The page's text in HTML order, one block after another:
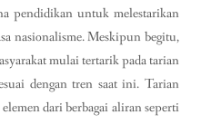
pendidikan untuk melestarikan
nasionalisme. Meskipun begitu,
mulai tertarik pada tarian
dengan tren saat ini. Tarian
dari berbagai aliran seperti